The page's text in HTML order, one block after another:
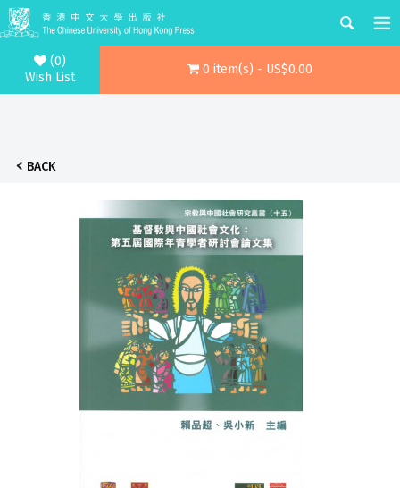
(0)
Wish List
0 item(s) - US$0.00
BACK